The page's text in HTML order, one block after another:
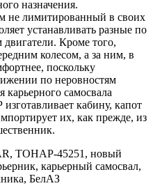
назначения.
не лимитированный в своих
устанавливать разные по
Кроме того,
колесом, а за ним, в
поскольку
по неровностям
карьерного самосвала
кабину, капот
их, как прежде, из